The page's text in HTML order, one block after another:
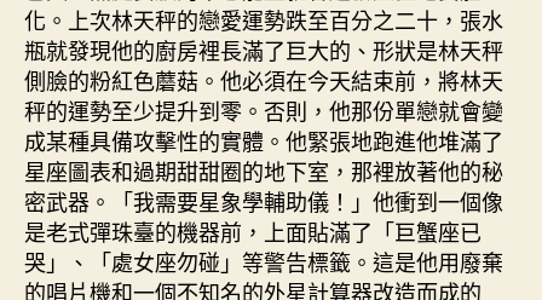
化。上次林天秤的戀愛運勢跌至百分之二十，張水
瓶就發現他的廚房裡長滿了巨大的、形狀是林天秤
側臉的粉紅色蘑菇。他必須在今天結束前，將林天
秤的運勢至少提升到零。否則，他那份單戀就會變
成某種具備攻擊性的實體。他緊張地跑進他堆滿了
星座圖表和過期甜甜圈的地下室，那裡放著他的秘
密武器。「我需要星象學輔助儀！」他衝到一個像
是老式彈珠臺的機器前，上面貼滿了「巨蟹座已
哭」、「處女座勿碰」等警告標籤。這是他用廢棄
的唱片機和一個不知名的外星計算器改造而成的